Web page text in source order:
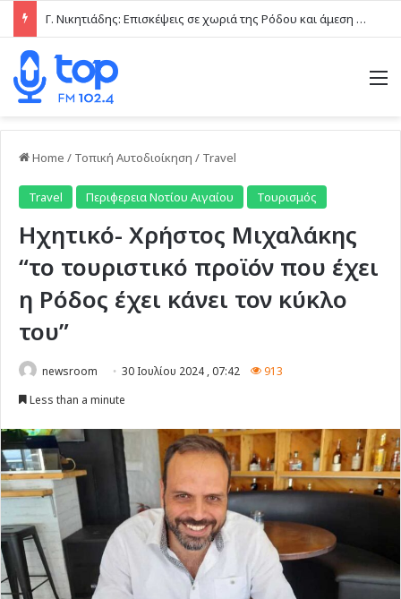
Γ. Νικητιάδης: Επισκέψεις σε χωριά της Ρόδου και άμεση επαφή με τις τοπικές κοινωνίες το τελευταίο δεκαήμερο
Home / Τοπική Αυτοδιοίκηση / Travel
Travel Περιφερεια Νοτίου Αιγαίου Τουρισμός
Ηχητικό- Χρήστος Μιχαλάκης
“το τουριστικό προϊόν που έχει
η Ρόδος έχει κάνει τον κύκλο
του”
newsroom 30 Ιουλίου 2024 , 07:42
913
Less than a minute